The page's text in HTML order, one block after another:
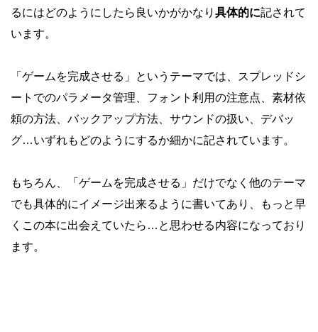
るにはどのようにしたら良いかがかなり 具体的に記されて
います。
「ゲームを完成させる」というテーマでは、スプレッドシ
ートでのパラメータ管理、フォント利用の注意点、素材依
頼の方法、バックアップ方法、サウンドの扱い、デバッ
グ…いずれもどのようにするか細かに記されています。
もちろん、「ゲームを完成させる」だけでなく他のテーマ
でも具体的にイメージ出来るように書いてあり、もっと早
くこの本に出会えていたら…と思わせる内容になっており
ます。